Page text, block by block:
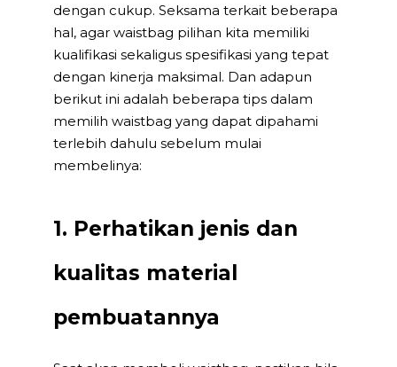
dengan cukup. Seksama terkait beberapa
hal, agar waistbag pilihan kita memiliki
kualifikasi sekaligus spesifikasi yang tepat
dengan kinerja maksimal. Dan adapun
berikut ini adalah beberapa tips dalam
memilih waistbag yang dapat dipahami
terlebih dahulu sebelum mulai
membelinya:
1. Perhatikan jenis dan
kualitas material
pembuatannya